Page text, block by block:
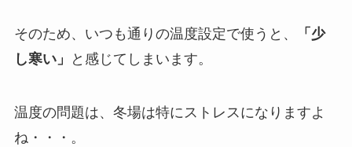
そのため、いつも通りの温度設定で使うと、
「少
し寒い」
と感じてしまいます。
温度の問題は、冬場は特にストレスになりますよ
ね・・・。